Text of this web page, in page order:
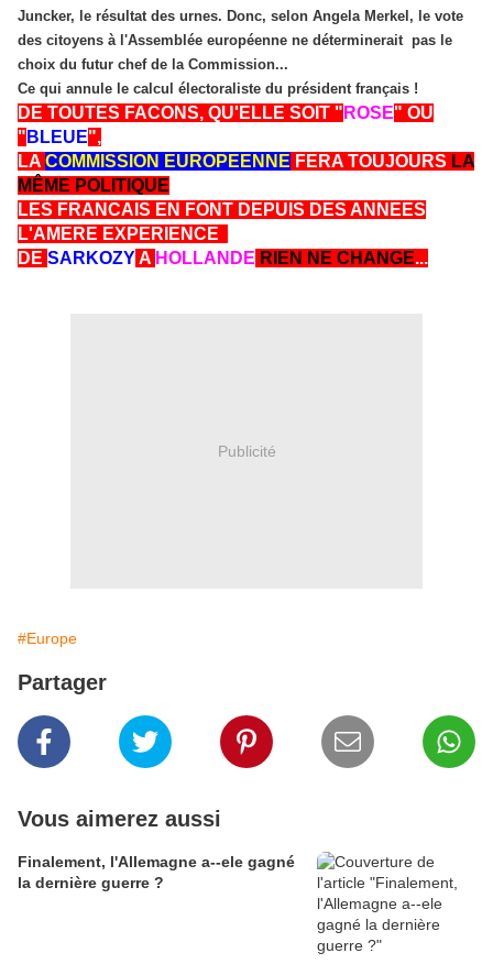
Juncker, le résultat des urnes. Donc, selon Angela Merkel, le vote
des citoyens à l'Assemblée européenne ne déterminerait pas le
choix du futur chef de la Commission...
Ce qui annule le calcul électoraliste du président français !
DE TOUTES FACONS, QU'ELLE SOIT " ROSE" OU
" BLEUE",
LA COMMISSION EUROPEENNE FERA TOUJOURS LA
MÊME POLITIQUE
LES FRANCAIS EN FONT DEPUIS DES ANNEES
L'AMERE EXPERIENCE
DE SARKOZYA HOLLANDE RIEN NE CHANGE...
Publicité
#Europe
Partager
Vous aimerez aussi
Finalement, l'Allemagne a--ele gagné
la dernière guerre ?